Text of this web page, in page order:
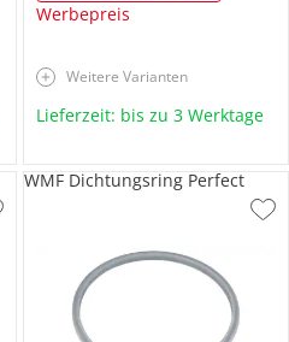
Werbepreis
Weitere Varianten
Lieferzeit: bis zu 3 Werktage
WMF Dichtungsring Perfect